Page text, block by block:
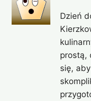
Dzień
prostą,
się,